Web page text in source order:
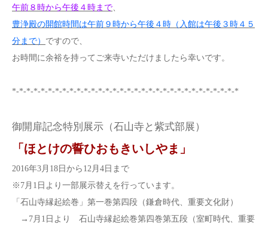
午前８時から午後４時まで
豊浄殿の開館時間は午前９時から午後４時（入館は午後３時４５
分まで） ですので、
お時間に余裕を持ってご来寺いただけましたら幸いです。
*-*-*-*-*-*-*-*-*-*-*-*-*-*-*-*-*-*-*-*-*-*-*-*-*-*-*-*-*-*-*-*
御開扉記念特別展示（石山寺と紫式部展）
「ほとけの誓ひおもきいしやま」
2016年3月18日から12月4日まで
※7月1日より一部展示替えを行っています。
「石山寺縁起絵巻」第一巻第四段（鎌倉時代、重要文化財）
→7月1日より 石山寺縁起絵巻第四巻第五段（室町時代、重要